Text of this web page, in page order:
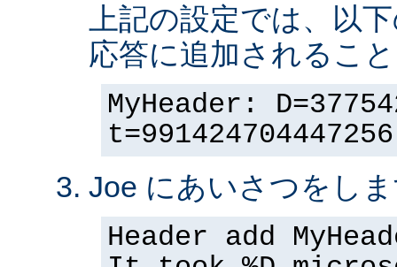
上記の設定では、以
応答に追加されるこ
MyHeader:
t=991424704447256
Joe にあいさつをし
Header add